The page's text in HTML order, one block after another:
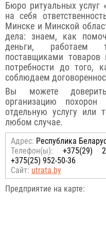
Бюро ритуальных услуг
на себя
Минске и Минской
дела: знаем, как
деньги, работаем
поставщиками
потребности до того,
соблюдаем
Вы можете
организацию
отдельную услугу
любом случае.
Адрес: Республика
Телефон(ы): +375(29)
+375(25) 952-50-36
Сайт: utrata.by
Предприятие на карте: